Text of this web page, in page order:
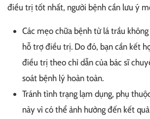
điều trị tốt nhất, người bệnh cần lưu ý
Các mẹo chữa bệnh từ lá trầu
hỗ trợ điều trị. Do đó, bạn cần kết
điều trị theo chỉ dẫn của bác sĩ
soát bệnh lý hoàn toàn.
Tránh tình trạng lạm dụng, phụ
này vì có thể ảnh hưởng đến kết